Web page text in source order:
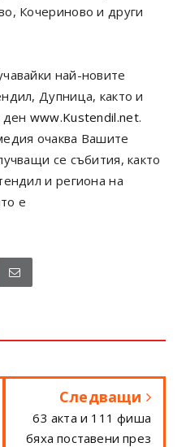
Кочериново и други
най-новите
Дупница, както и
ден www.Kustendil.net.
очаква Вашите
се събития, както
и региона на
е
Следващи
63 акта и 111 фиша
бяха поставени през